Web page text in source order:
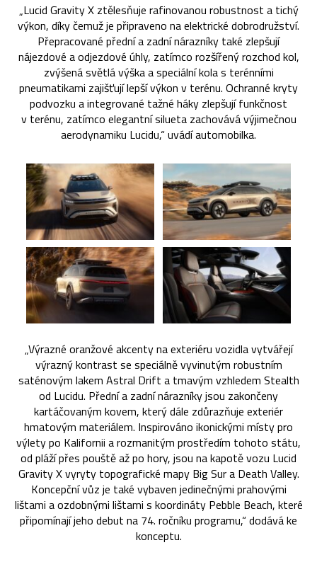
„Lucid Gravity X ztělesňuje rafinovanou robustnost a tichý
výkon, díky čemuž je připraveno na elektrické dobrodružství.
Přepracované přední a zadní nárazníky také zlepšují
nájezdové a odjezdové úhly, zatímco rozšířený rozchod kol,
zvýšená světlá výška a speciální kola s terénními
pneumatikami zajišťují lepší výkon v terénu. Ochranné kryty
podvozku a integrované tažné háky zlepšují funkčnost
v terénu, zatímco elegantní silueta zachovává výjimečnou
aerodynamiku Lucidu,“ uvádí automobilka.
„Výrazné oranžové akcenty na exteriéru vozidla vytvářejí
výrazný kontrast se speciálně vyvinutým robustním
saténovým lakem Astral Drift a tmavým vzhledem Stealth
od Lucidu. Přední a zadní nárazníky jsou zakončeny
kartáčovaným kovem, který dále zdůrazňuje exteriér
hmatovým materiálem. Inspirováno ikonickými místy pro
výlety po Kalifornii a rozmanitým prostředím tohoto státu,
od pláží přes pouště až po hory, jsou na kapotě vozu Lucid
Gravity X vyryty topografické mapy Big Sur a Death Valley.
Koncepční vůz je také vybaven jedinečnými prahovými
lištami a ozdobnými lištami s koordináty Pebble Beach, které
připomínají jeho debut na 74. ročníku programu,“ dodává ke
konceptu.